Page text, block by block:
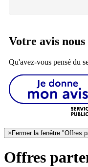
Votre avis nous
Qu'avez-vous pensé du
× Fermer la fenêtre "Offres
Offres